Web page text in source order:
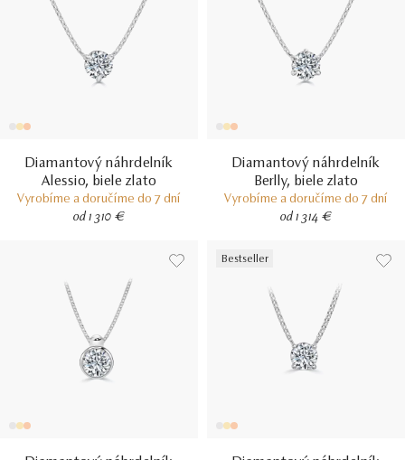
Diamantový náhrdelník
Alessio, biele zlato
Vyrobíme a doručíme do 7 dní
od 1 310 €
Diamantový náhrdelník
Berlly, biele zlato
Vyrobíme a doručíme do 7 dní
od 1 314 €
Bestseller